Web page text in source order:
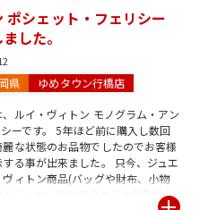
しております。
ポシェット・フェリシー
した。
県 ゆめタウン行橋店
ルイ・ヴィトン モノグラム・アン
ーです。 5年ほど前に購入し数回
な状態のお品物でしたのでお客様
る事が出来ました。 只今、ジュエ
ィトン商品(バッグや財布、小物
デルから定番商品までお買取致し